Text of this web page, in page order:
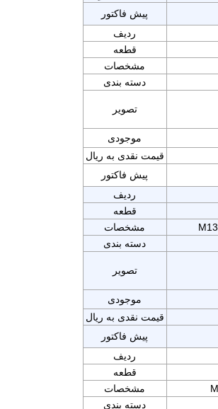
پیش فاکتور
ردیف
قطعه
مشخصات
دسته بندی
تصویر
موجودی
قیمت نقدی به ریال
پیش فاکتور
ردیف
قطعه
مشخصات
دسته بندی
تصویر
موجودی
قیمت نقدی به ریال
پیش فاکتور
ردیف
قطعه
مشخصات
دسته بندی